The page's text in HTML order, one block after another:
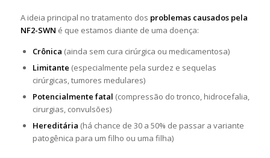
A ideia principal no tratamento dos problemas causados pela
NF2-SWN é que estamos diante de uma doença:
Crônica (ainda sem cura cirúrgica ou medicamentosa)
Limitante (especialmente pela surdez e sequelas
cirúrgicas, tumores medulares)
Potencialmente fatal (compressão do tronco, hidrocefalia,
cirurgias, convulsões)
Hereditária (há chance de 30 a 50% de passar a variante
patogênica para um filho ou uma filha)